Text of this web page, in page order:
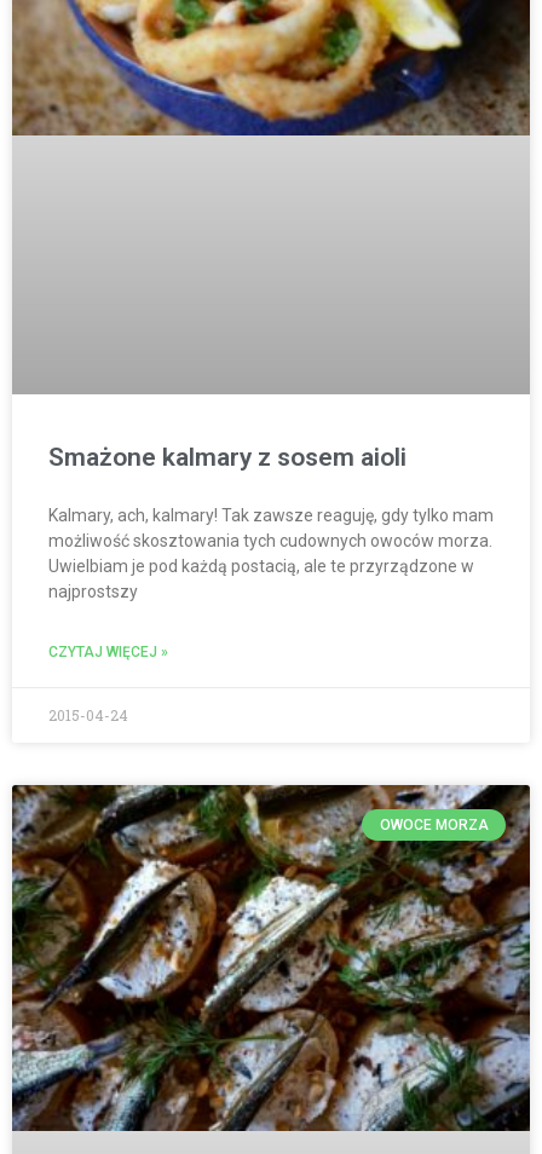
Smażone kalmary z sosem aioli
Kalmary, ach, kalmary! Tak zawsze reaguję, gdy tylko mam
możliwość skosztowania tych cudownych owoców morza.
Uwielbiam je pod każdą postacią, ale te przyrządzone w
najprostszy
CZYTAJ WIĘCEJ »
2015-04-24
OWOCE MORZA